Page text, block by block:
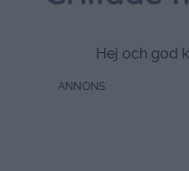
Hej och god